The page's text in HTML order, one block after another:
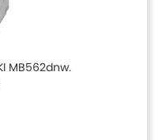
MB562dnw.